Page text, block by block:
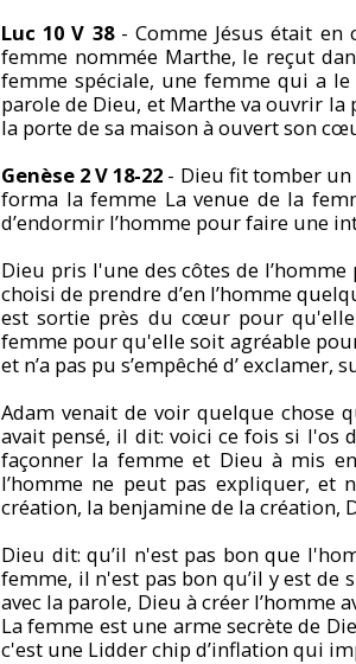
Luc 10 V 38 - Comme Jésus était
femme nommée Marthe, le reçut
femme spéciale, une femme qui a
parole de Dieu, et Marthe va ouvrir
la porte de sa maison à ouvert son
Genèse 2 V 18-22 - Dieu fit tomber
forma la femme La venue de la
d’endormir l’homme pour faire une
Dieu pris l'une des côtes de
choisi de prendre d’en l’homme
est sortie près du cœur pour
femme pour qu'elle soit agréable
et n’a pas pu s’empêché d’ exclamer,
Adam venait de voir quelque chose
avait pensé, il dit: voici ce fois si l'os
façonner la femme et Dieu à mis
l’homme ne peut pas expliquer, et
création, la benjamine de la création,
Dieu dit: qu’il n'est pas bon que
femme, il n'est pas bon qu’il y est de
avec la parole, Dieu à créer l’homme
La femme est une arme secrète de
c'est une Lidder chip d’inflation qui